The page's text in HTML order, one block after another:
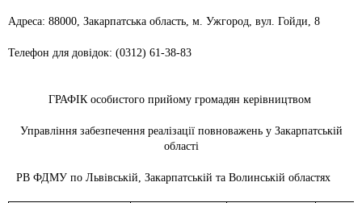
Адреса: 88000, Закарпатська область, м. Ужгород, вул. Гойди, 8
Телефон для довідок: (0312) 61-38-83
ГРАФІК особистого прийому громадян керівництвом
Управління забезпечення реалізації повноважень у Закарпатській
області
РВ ФДМУ по Львівській, Закарпатській та Волинській областях